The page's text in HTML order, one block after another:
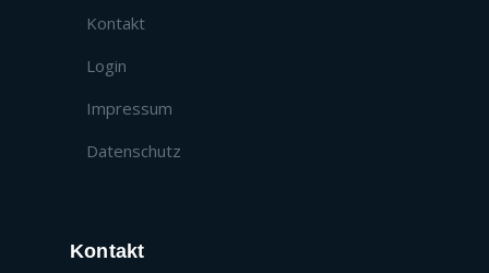
Kontakt
Login
Impressum
Datenschutz
Kontakt